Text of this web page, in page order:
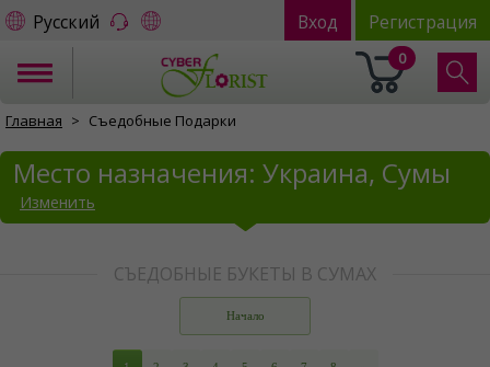
Русский Вход Регистрация
0
Главная Съедобные Подарки
Место назначения: Украина, Сумы
Изменить
СЪЕДОБНЫЕ БУКЕТЫ В СУМАХ
Начало